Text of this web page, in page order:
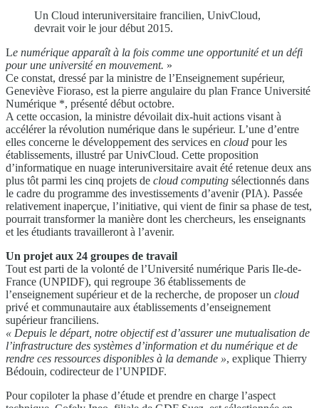
Un Cloud interuniversitaire francilien, UnivCloud,
devrait voir le jour début 2015.
Le numérique apparaît à la fois comme une opportunité et un défi
pour une université en mouvement. »
Ce constat, dressé par la ministre de l’Enseignement supérieur,
Geneviève Fioraso, est la pierre angulaire du plan France Université
Numérique *, présenté début octobre.
A cette occasion, la ministre dévoilait dix-huit actions visant à
accélérer la révolution numérique dans le supérieur. L’une d’entre
elles concerne le développement des services en cloud pour les
établissements, illustré par UnivCloud. Cette proposition
d’informatique en nuage interuniversitaire avait été retenue deux ans
plus tôt parmi les cinq projets de cloud computing sélectionnés dans
le cadre du programme des investissements d’avenir (PIA). Passée
relativement inaperçue, l’initiative, qui vient de finir sa phase de test,
pourrait transformer la manière dont les chercheurs, les enseignants
et les étudiants travailleront à l’avenir.
Un projet aux 24 groupes de travail
Tout est parti de la volonté de l’Université numérique Paris Ile-de-
France (UNPIDF), qui regroupe 36 établissements de
l’enseignement supérieur et de la recherche, de proposer un cloud
privé et communautaire aux établissements d’enseignement
supérieur franciliens.
« Depuis le départ, notre objectif est d’assurer une mutualisation de
l’infrastructure des systèmes d’information et du numérique et de
rendre ces ressources disponibles à la demande », explique Thierry
Bédouin, codirecteur de l’UNPIDF.
Pour copiloter la phase d’étude et prendre en charge l’aspect